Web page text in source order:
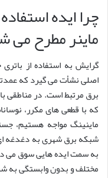
چرا ایده
ماینر مطرح می
گرایش به استفاده از باتری
اصلی نشأت می گیرد که عمدتاً
برق مرتبط است. در مناطقی
که با قطعی های مکرر،
ماینینگ مواجه هستیم،
شبکه برق شهری به دغدغه
به سمت ایده هایی سوق می
مختلف و بدون وابستگی به